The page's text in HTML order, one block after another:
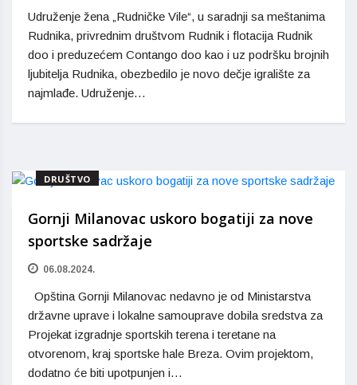
Udruženje žena „Rudničke Vile“, u saradnji sa meštanima
Rudnika, privrednim društvom Rudnik i flotacija Rudnik
doo i preduzećem Contango doo kao i uz podršku brojnih
ljubitelja Rudnika, obezbedilo je novo dečje igralište za
najmlađe. Udruženje…
DRUŠTVO
Gornji Milanovac uskoro bogatiji za nove
sportske sadržaje
06.08.2024.
Opština Gornji Milanovac nedavno je od Ministarstva
državne uprave i lokalne samouprave dobila sredstva za
Projekat izgradnje sportskih terena i teretane na
otvorenom, kraj sportske hale Breza. Ovim projektom,
dodatno će biti upotpunjen i…